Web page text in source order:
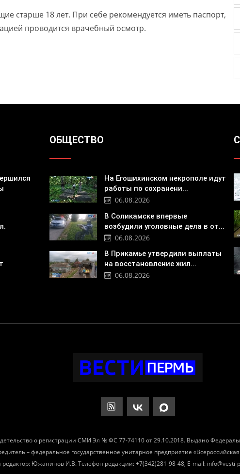
старше 18 лет. При себе рекомендуется иметь паспорт,
проводится врачебный осмотр.
ОБЩЕСТВО
На Егошихинском некрополе идут
работы по сохранени...
06.08.2026
В Соликамске впервые
возбудили уголовные дела в от...
06.08.2026
В Прикамье утвердили выплаты
на восстановление жил...
06.08.2026
о регистрации СМИ Эл № ФС 77-74110 от 29.10.2018. Выдано
– федеральное государственное унитарное предприятие
Южанинов И.В. Телефон редакции: +7(342)281-98-48, E-mail: info@vesti-